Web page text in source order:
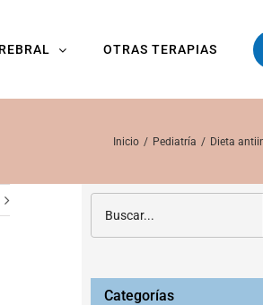
OTRAS TERAPIAS
Inicio Pediatría Dieta
Categorías